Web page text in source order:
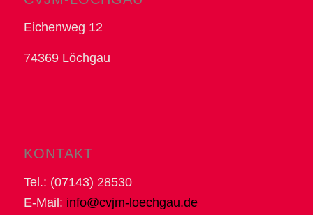
Eichenweg 12
74369 Löchgau
KONTAKT
Tel.: (07143) 28530
E-Mail: info@cvjm-loechgau.de